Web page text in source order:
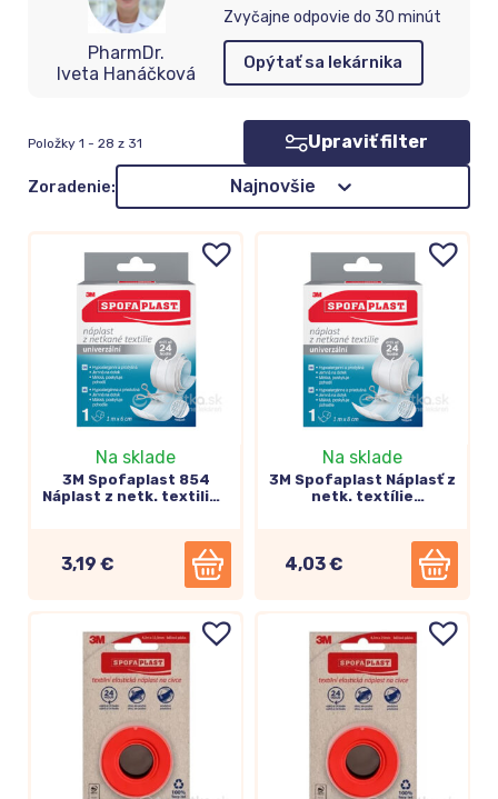
PharmDr.
Iveta Hanáčková
Zvyčajne odpovie do 30 minút
Opýtať sa lekárnika
Zoradenie: Najnovšie
Položky 1 - 28 z 31 Upraviť filter
Na sklade
3M Spofaplast 854
Náplast z netk. textilie 1
3,19 €
Na sklade
3M Spofaplast Náplasť z
netk. textílie
4,03 €